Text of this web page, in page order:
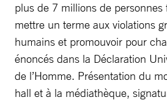
plus de 7 millions de
mettre un terme aux violations
humains et promouvoir pour
énoncés dans la Déclaration
de l’Homme. Présentation du
hall et à la médiathèque,